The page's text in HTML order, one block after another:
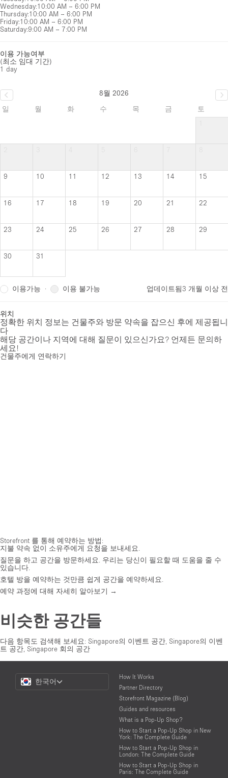
Wednesday:10:00 AM – 6:00 PM
Thursday:10:00 AM – 6:00 PM
Friday:10:00 AM – 6:00 PM
Saturday:9:00 AM – 7:00 PM
이용 가능여부
(최소 임대 기간)
1 day
8월 2026
일
월 화 수 목 금
토
9 10 11 12 13 14 15
16 17 18 19 20 21 22
23 24 25 26 27 28 29
30 31
이용가능 · 이용 불가능 업데이트됨3 개월 이상 전
위치
정확한 위치 정보는 건물주와 방문 약속을 잡으신 후에 제공됩니
다
해당 공간이나 지역에 대해 질문이 있으신가요? 언제든 문의하
세요!
건물주에게 연락하기
Storefront 를 통해 예약하는 방법:
지불 약속 없이 소유주에게 요청을 보내세요.
질문을 하고 공간을 방문하세요. 우리는 당신이 필요할 때 도움을 줄 수
있습니다.
호텔 방을 예약하는 것만큼 쉽게 공간을 예약하세요.
예약 과정에 대해 자세히 알아보기 →
비슷한 공간들
다음 항목도 검색해 보세요: Singapore의 이벤트 공간 Singapore의 이벤
트 공간 Singapore 회의 공간
Choose
Language
한국어
How It Works
Partner Directory
Storefront Magazine (Blog)
Guides and resources
What is a Pop-Up Shop?
How to Start a Pop-Up Shop in New
York: The Complete Guide
How to Start a Pop-Up Shop in
London: The Complete Guide
How to Start a Pop-Up Shop in
Paris: The Complete Guide